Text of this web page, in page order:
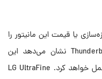
یا قیمت این مانیتور را
فاش نکرده است اما وجود Thunderbolt 5 نشان می‌دهد این
محصول فراتر از استاندارد 60 هرتز عمل خواهد کرد. LG UltraFine